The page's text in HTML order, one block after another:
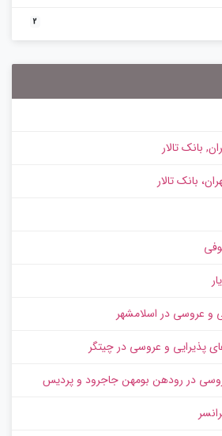
2
بانک تالار
بانک تالار
و عروسی در اسلامشهر
پذیرایی و عروسی در چیتگر
عروسی در رودهن بومهن جاجرود و پردیس